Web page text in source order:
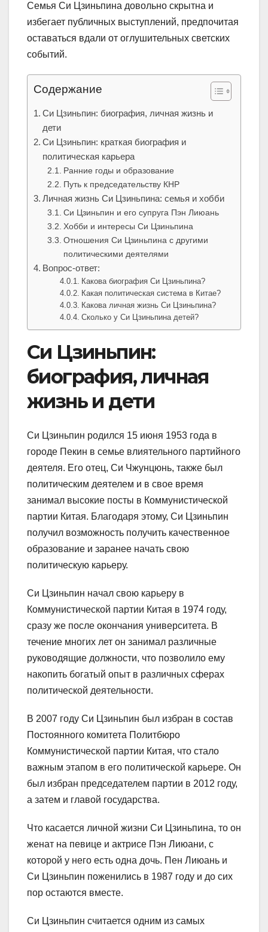
Семья Си Цзиньпина довольно скрытна и
избегает публичных выступлений, предпочитая
оставаться вдали от оглушительных светских
событий.
Содержание
Си Цзиньпин: биография, личная жизнь и
дети
Си Цзиньпин: краткая биография и
политическая карьера
Ранние годы и образование
Путь к председательству КНР
Личная жизнь Си Цзиньпина: семья и хобби
Си Цзиньпин и его супруга Пэн Лиюань
Хобби и интересы Си Цзиньпина
Отношения Си Цзиньпина с другими
политическими деятелями
Вопрос-ответ:
Какова биография Си Цзиньпина?
Какая политическая система в Китае?
Какова личная жизнь Си Цзиньпина?
Сколько у Си Цзиньпина детей?
Си Цзиньпин:
биография, личная
жизнь и дети
Си Цзиньпин родился 15 июня 1953 года в
городе Пекин в семье влиятельного партийного
деятеля. Его отец, Си Чжунцюнь, также был
политическим деятелем и в свое время
занимал высокие посты в Коммунистической
партии Китая. Благодаря этому, Си Цзиньпин
получил возможность получить качественное
образование и заранее начать свою
политическую карьеру.
Си Цзиньпин начал свою карьеру в
Коммунистической партии Китая в 1974 году,
сразу же после окончания университета. В
течение многих лет он занимал различные
руководящие должности, что позволило ему
накопить богатый опыт в различных сферах
политической деятельности.
В 2007 году Си Цзиньпин был избран в состав
Постоянного комитета Политбюро
Коммунистической партии Китая, что стало
важным этапом в его политической карьере. Он
был избран председателем партии в 2012 году,
а затем и главой государства.
Что касается личной жизни Си Цзиньпина, то он
женат на певице и актрисе Пэн Лиюани, с
которой у него есть одна дочь. Пен Лиюань и
Си Цзиньпин поженились в 1987 году и до сих
пор остаются вместе.
Си Цзиньпин считается одним из самых